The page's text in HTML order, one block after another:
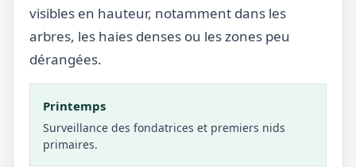
visibles en hauteur, notamment dans les
arbres, les haies denses ou les zones peu
dérangées.
Printemps
Surveillance des fondatrices et premiers nids
primaires.